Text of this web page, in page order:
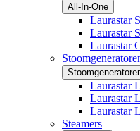
All-In-One
Laurastar
Laurastar
Laurastar
Laurastar
Laurastar
Laurastar
Steamers